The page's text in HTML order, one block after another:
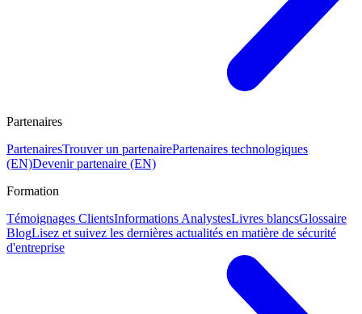
Partenaires
PartenairesTrouver un partenairePartenaires technologiques
(EN)Devenir partenaire (EN)
Formation
Témoignages ClientsInformations AnalystesLivres blancsGlossaire
BlogLisez et suivez les dernières actualités en matière de sécurité
d'entreprise